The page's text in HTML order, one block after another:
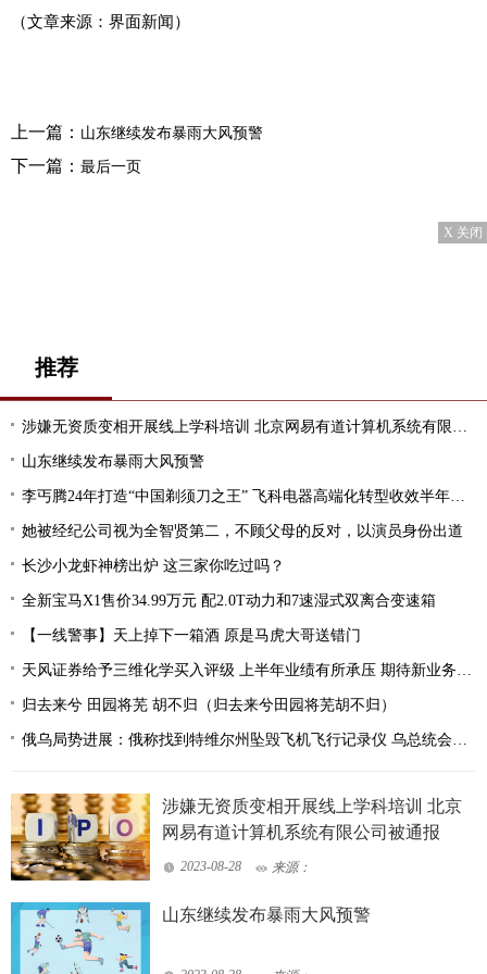
（文章来源：界面新闻）
上一篇： 山东继续发布暴雨大风预警
下一篇： 最后一页
X 关闭
推荐
涉嫌无资质变相开展线上学科培训 北京网易有道计算机系统有限公司被通报
山东继续发布暴雨大风预警
李丐腾24年打造“中国剃须刀之王” 飞科电器高端化转型收效半年赚6亿
她被经纪公司视为全智贤第二，不顾父母的反对，以演员身份出道
长沙小龙虾神榜出炉 这三家你吃过吗？
全新宝马X1售价34.99万元 配2.0T动力和7速湿式双离合变速箱
【一线警事】天上掉下一箱酒 原是马虎大哥送错门
天风证券给予三维化学买入评级 上半年业绩有所承压 期待新业务迎来突破
归去来兮 田园将芜 胡不归（归去来兮田园将芜胡不归）
俄乌局势进展：俄称找到特维尔州坠毁飞机飞行记录仪 乌总统会见土耳其外长
涉嫌无资质变相开展线上学科培训 北京
网易有道计算机系统有限公司被通报
2023-08-28 来源：
山东继续发布暴雨大风预警